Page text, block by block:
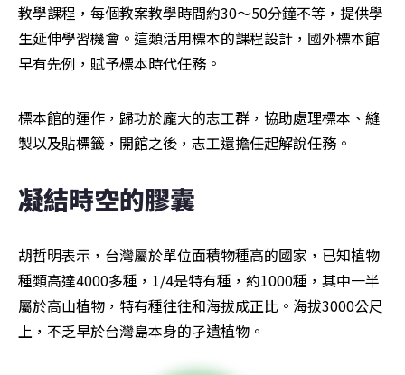
教學課程，每個教案教學時間約30～50分鐘不等，提供學
生延伸學習機會。這類活用標本的課程設計，國外標本館
早有先例，賦予標本時代任務。
標本館的運作，歸功於龐大的志工群，協助處理標本、縫
製以及貼標籤，開館之後，志工還擔任起解說任務。
凝結時空的膠囊
胡哲明表示，台灣屬於單位面積物種高的國家，已知植物
種類高達4000多種，1/4是特有種，約1000種，其中一半
屬於高山植物，特有種往往和海拔成正比。海拔3000公尺
上，不乏早於台灣島本身的孑遺植物。